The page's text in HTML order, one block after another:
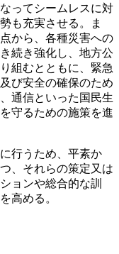
ってシームレスに対
も充実させる。ま
から、各種災害への
続き強化し、地方公
組むとともに、緊急
び安全の確保のため
通信といった国民生
守るための施策を進
行うため、平素か
、それらの策定又は
ョンや総合的な訓
高める。